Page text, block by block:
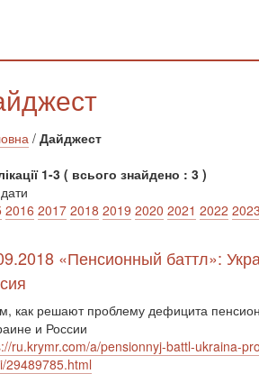
/ Дайджест
1-3 ( всього знайдено : 3 )
2016 2017 2018 2019 2020 2021 2022
«Пенсионный баттл»:
как решают проблему дефицита
и России
ru.krymr.com/a/pensionnyj-battl-ukraina-
29489785.html